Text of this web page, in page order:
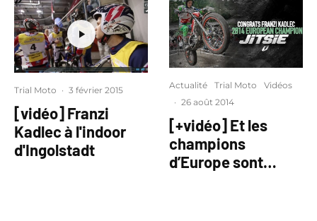
Trial Moto · 3 février 2015
[vidéo] Franzi
Kadlec à l'indoor
d'Ingolstadt
Actualité Trial Moto
Vidéos
· 26 août 2014
[+vidéo] Et les
champions
d’Europe sont…